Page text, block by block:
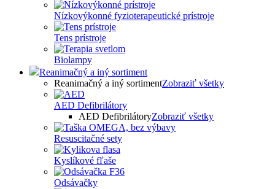
Nízkovýkonné fyzioterapeutické prístroje
Tens prístroje
Biolampy
Reanimačný a iný sortiment
Reanimačný a iný sortimentZobraziť všetky
AED Defibrilátory
AED DefibrilátoryZobraziť všetky
Resuscitačné sety
Kyslíkové fľaše
Odsávačky